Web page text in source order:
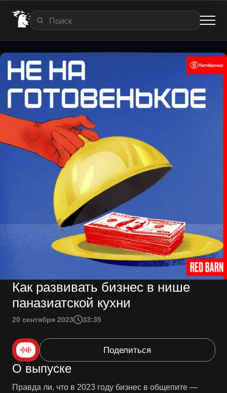
Как развивать бизнес в нише
паназиатской кухни
20 сентября 2023 33:35
Поделиться
О выпуске
Правда ли, что в 2023 году бизнес в общепите —